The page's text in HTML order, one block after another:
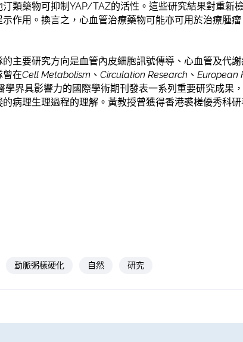
類藥物可抑制YAP/TAZ的活性。這些研究結果對重新
作用。換言之，心血管治療藥物可能亦可用於治療腫瘤
主要研究方向是血管內皮細胞訊號傳導、心血管及代
曾在Cell Metabolism 、 Circulation Research 、 European
學界具影響力的國際學術期刊發表一系列重要研究成果
病理生理過程的理解。黃教授曾獲得香港裘槎優秀科研
動脈粥樣硬化 自然 研究